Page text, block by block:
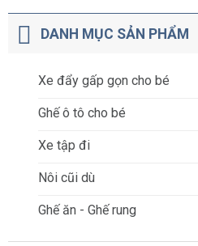
DANH MỤC SẢN PHẨM
Xe đẩy gấp gọn cho bé
Ghế ô tô cho bé
Xe tập đi
Nôi cũi dù
Ghế ăn - Ghế rung